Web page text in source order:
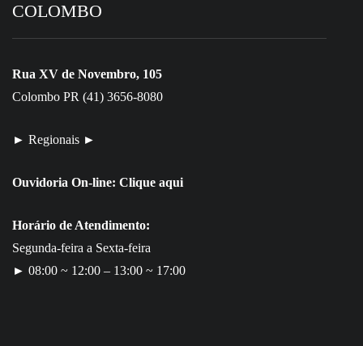
COLOMBO
Rua XV de Novembro, 105
Colombo PR (41) 3656-8080
► Regionais ►
Ouvidoria On-line: Clique aqui
Horário de Atendimento:
Segunda-feira a Sexta-feira
► 08:00 ~ 12:00 – 13:00 ~ 17:00